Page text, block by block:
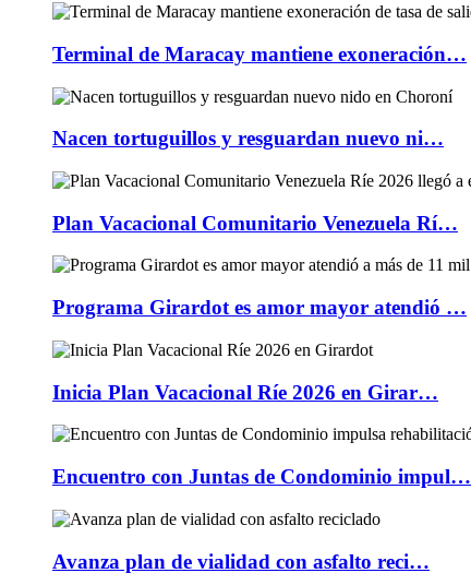
Terminal de Maracay mantiene exoneración…
Nacen tortuguillos y resguardan nuevo ni…
Plan Vacacional Comunitario Venezuela Rí…
Programa Girardot es amor mayor atendió …
Inicia Plan Vacacional Ríe 2026 en Girar…
Encuentro con Juntas de Condominio impul…
Avanza plan de vialidad con asfalto reci…